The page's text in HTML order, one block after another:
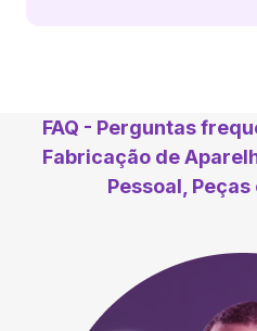
FAQ - Perguntas
Fabricação de
Pessoal,